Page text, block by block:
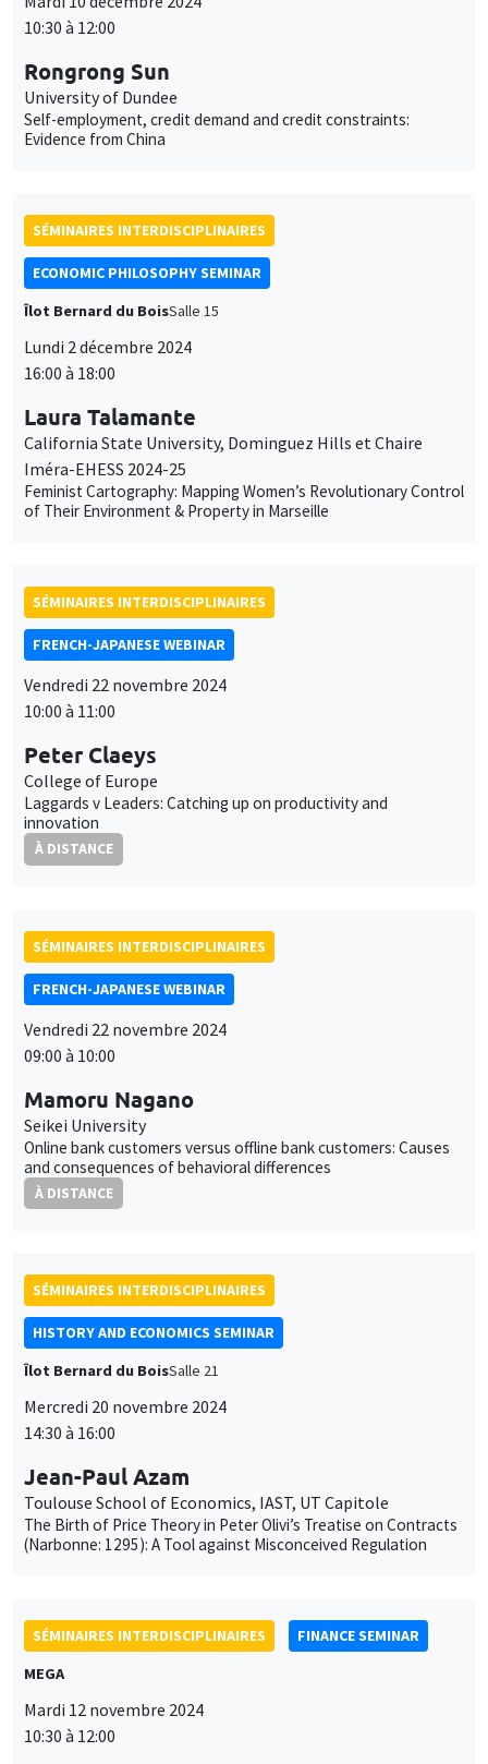
10:30 à 12:00
Rongrong Sun
University of Dundee
Self-employment, credit demand and credit constraints:
Evidence from China
SÉMINAIRES INTERDISCIPLINAIRES
ECONOMIC PHILOSOPHY SEMINAR
Îlot Bernard du BoisSalle 15
Lundi 2 décembre 2024
16:00 à 18:00
Laura Talamante
California State University, Dominguez Hills et Chaire
Iméra-EHESS 2024-25
Feminist Cartography: Mapping Women’s Revolutionary Control
of Their Environment & Property in Marseille
SÉMINAIRES INTERDISCIPLINAIRES
FRENCH-JAPANESE WEBINAR
Vendredi 22 novembre 2024
10:00 à 11:00
Peter Claeys
College of Europe
Laggards v Leaders: Catching up on productivity and
innovation
À DISTANCE
SÉMINAIRES INTERDISCIPLINAIRES
FRENCH-JAPANESE WEBINAR
Vendredi 22 novembre 2024
09:00 à 10:00
Mamoru Nagano
Seikei University
Online bank customers versus offline bank customers: Causes
and consequences of behavioral differences
À DISTANCE
SÉMINAIRES INTERDISCIPLINAIRES
HISTORY AND ECONOMICS SEMINAR
Îlot Bernard du BoisSalle 21
Mercredi 20 novembre 2024
14:30 à 16:00
Jean-Paul Azam
Toulouse School of Economics, IAST, UT Capitole
The Birth of Price Theory in Peter Olivi’s Treatise on Contracts
(Narbonne: 1295): A Tool against Misconceived Regulation
SÉMINAIRES INTERDISCIPLINAIRES
FINANCE SEMINAR
MEGA
Mardi 12 novembre 2024
10:30 à 12:00